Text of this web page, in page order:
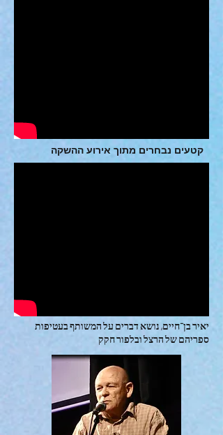
קטעים נבחרים מתוך אירוע ההשקה
יאיר בן־חיים, נושא דברים על המשותף בעטיפות
ספריהם של הרצל ובלפור חקק